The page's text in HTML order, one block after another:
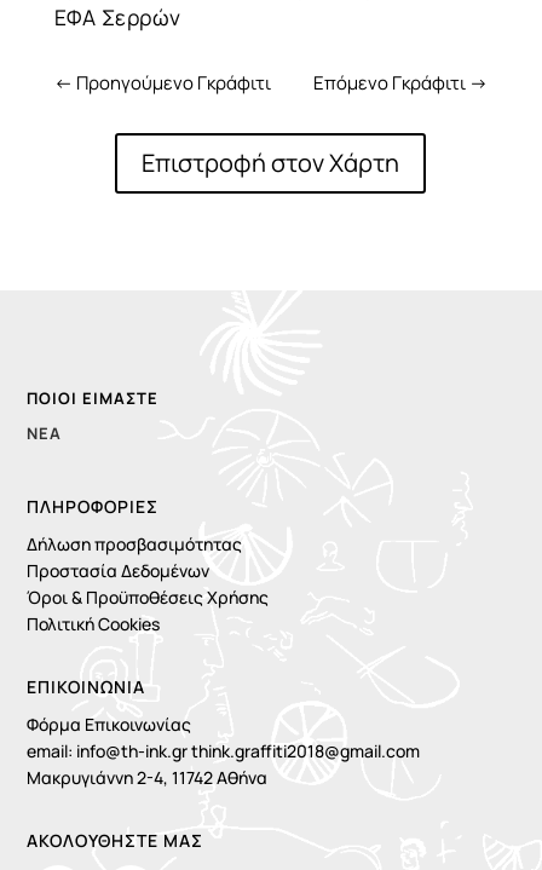
ΕΦΑ Σερρών
← Προηγούμενο Γκράφιτι Επόμενο Γκράφιτι →
Επιστροφή στον Χάρτη
ΠΟΙΟΙ ΕΊΜΑΣΤΕ
ΝΈΑ
ΠΛΗΡΟΦΟΡΊΕΣ
Δήλωση προσβασιμότητας
Προστασία Δεδομένων
Όροι & Προϋποθέσεις Χρήσης
Πολιτική Cookies
ΕΠΙΚΟΙΝΩΝΙΑ
Φόρμα Επικοινωνίας
email: info@th-ink.grthink.graffiti2018@gmail.com
Μακρυγιάννη 2-4, 11742 Αθήνα
ΑΚΟΛΟΥΘΗΣΤΕ ΜΑΣ